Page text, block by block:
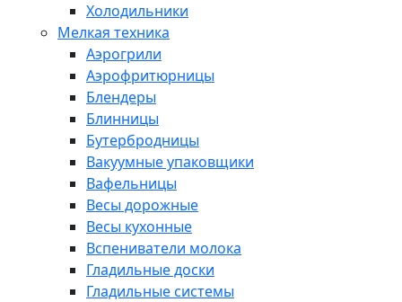
Холодильники
Мелкая техника
Аэрогрили
Аэрофритюрницы
Блендеры
Блинницы
Бутербродницы
Вакуумные упаковщики
Вафельницы
Весы дорожные
Весы кухонные
Вспениватели молока
Гладильные доски
Гладильные системы